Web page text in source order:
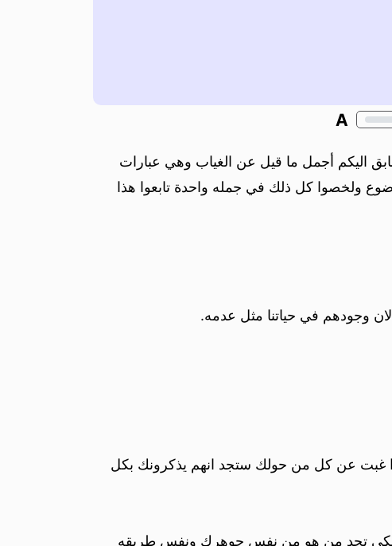
A
اليكم أجمل ما قيل عن الغياب وهي عبارات
ولخصوا كل ذلك في جمله واحدة تابعوا هذا
وجودهم في حياتنا مثل عدمه.
غبت عن كل من حولك ستجد انهم يذكرونك بكل
لكي تجد من هو من نفس جوهرك ونفس طريقه